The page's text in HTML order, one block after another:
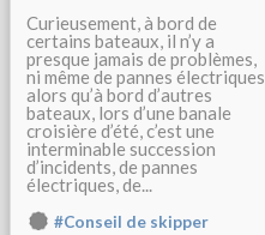
Curieusement, à bord de
certains bateaux, il n’y a
presque jamais de problèmes,
ni même de pannes électriques
alors qu’à bord d’autres
bateaux, lors d’une banale
croisière d’été, c’est une
interminable succession
d’incidents, de pannes
électriques, de...
#Conseil de skipper